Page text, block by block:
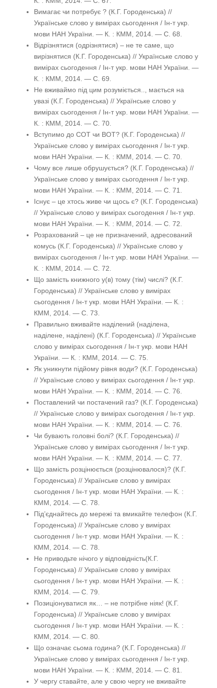
Вимагає чи потребує ? (К.Г. Городенська) //
Українське слово у вимірах сьогодення / Ін-т укр.
мови НАН України. — К. : КММ, 2014. — С. 68.
Відрізнятися (одрізнятися) – не те саме, що
вирізнятися (К.Г. Городенська) // Українське слово у
вимірах сьогодення / Ін-т укр. мови НАН України. —
К. : КММ, 2014. — С. 69.
Не вживаймо під цим розуміється.., мається на
увазі (К.Г. Городенська) // Українське слово у
вимірах сьогодення / Ін-т укр. мови НАН України. —
К. : КММ, 2014. — С. 70.
Вступимо до СОТ чи ВОТ? (К.Г. Городенська) //
Українське слово у вимірах сьогодення / Ін-т укр.
мови НАН України. — К. : КММ, 2014. — С. 70.
Чому все лише обрушується? (К.Г. Городенська) //
Українське слово у вимірах сьогодення / Ін-т укр.
мови НАН України. — К. : КММ, 2014. — С. 71.
Існує – це хтось живе чи щось є? (К.Г. Городенська)
// Українське слово у вимірах сьогодення / Ін-т укр.
мови НАН України. — К. : КММ, 2014. — С. 72.
Розрахований – це не призначений, адресований
комусь (К.Г. Городенська) // Українське слово у
вимірах сьогодення / Ін-т укр. мови НАН України. —
К. : КММ, 2014. — С. 72.
Що замість книжного у(в) тому (тім) числі? (К.Г.
Городенська) // Українське слово у вимірах
сьогодення / Ін-т укр. мови НАН України. — К. :
КММ, 2014. — С. 73.
Правильно вживайте наділений (наділена,
наділене, наділені) (К.Г. Городенська) // Українське
слово у вимірах сьогодення / Ін-т укр. мови НАН
України. — К. : КММ, 2014. — С. 75.
Як уникнути підйому рівня води? (К.Г. Городенська)
// Українське слово у вимірах сьогодення / Ін-т укр.
мови НАН України. — К. : КММ, 2014. — С. 76.
Поставлений чи постачений газ? (К.Г. Городенська)
// Українське слово у вимірах сьогодення / Ін-т укр.
мови НАН України. — К. : КММ, 2014. — С. 76.
Чи бувають головні болі? (К.Г. Городенська) //
Українське слово у вимірах сьогодення / Ін-т укр.
мови НАН України. — К. : КММ, 2014. — С. 77.
Що замість розцінюється (розцінювалося)? (К.Г.
Городенська) // Українське слово у вимірах
сьогодення / Ін-т укр. мови НАН України. — К. :
КММ, 2014. — С. 78.
Під’єднайтесь до мережі та вмикайте телефон (К.Г.
Городенська) // Українське слово у вимірах
сьогодення / Ін-т укр. мови НАН України. — К. :
КММ, 2014. — С. 78.
Не приводьте нічого у відповідність(К.Г.
Городенська) // Українське слово у вимірах
сьогодення / Ін-т укр. мови НАН України. — К. :
КММ, 2014. — С. 79.
Позиціонуватися як… – не потрібне ніяк! (К.Г.
Городенська) // Українське слово у вимірах
сьогодення / Ін-т укр. мови НАН України. — К. :
КММ, 2014. — С. 80.
Що означає сьома година? (К.Г. Городенська) //
Українське слово у вимірах сьогодення / Ін-т укр.
мови НАН України. — К. : КММ, 2014. — С. 81.
У чергу ставайте, але у свою чергу не вживайте